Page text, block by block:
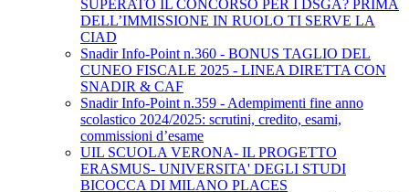
SUPERATO IL CONCORSO PER I DSGA? PRIMA
DELL’IMMISSIONE IN RUOLO TI SERVE LA
CIAD
Snadir Info-Point n.360 - BONUS TAGLIO DEL
CUNEO FISCALE 2025 - LINEA DIRETTA CON
SNADIR & CAF
Snadir Info-Point n.359 - Adempimenti fine anno
scolastico 2024/2025: scrutini, credito, esami,
commissioni d’esame
UIL SCUOLA VERONA- IL PROGETTO
ERASMUS- UNIVERSITA' DEGLI STUDI
BICOCCA DI MILANO PLACES